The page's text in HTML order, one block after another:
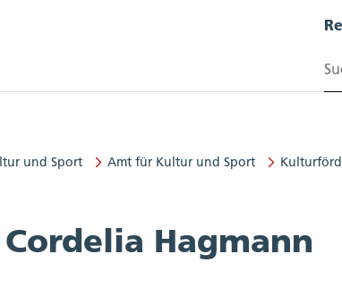
und Sport Amt für Kultur und Sport
und Sport
Cordelia Hagmann